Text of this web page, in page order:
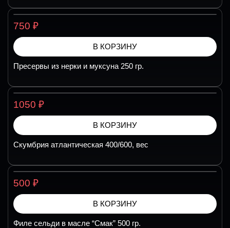
750 ₽
В КОРЗИНУ
Пресервы из нерки и муксуна 250 гр.
1050 ₽
В КОРЗИНУ
Скумбрия атлантическая 400/600, вес
500 ₽
В КОРЗИНУ
Филе сельди в масле “Смак” 500 гр.